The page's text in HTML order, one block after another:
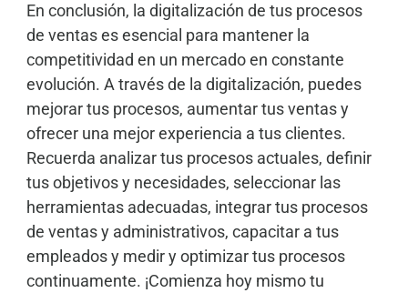
En conclusión, la digitalización de tus procesos
de ventas es esencial para mantener la
competitividad en un mercado en constante
evolución. A través de la digitalización, puedes
mejorar tus procesos, aumentar tus ventas y
ofrecer una mejor experiencia a tus clientes.
Recuerda analizar tus procesos actuales, definir
tus objetivos y necesidades, seleccionar las
herramientas adecuadas, integrar tus procesos
de ventas y administrativos, capacitar a tus
empleados y medir y optimizar tus procesos
continuamente. ¡Comienza hoy mismo tu